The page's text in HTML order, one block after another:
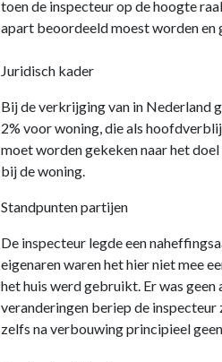
toen de inspecteur op de hoogte
apart beoordeeld moest worden en
Juridisch kader
Bij de verkrijging van in Nederland
2% voor woning, die als
moet worden gekeken naar het
bij de woning.
Standpunten partijen
De inspecteur legde een
eigenaren waren het hier niet mee
het huis werd gebruikt. Er was
veranderingen beriep de
zelfs na verbouwing principieel